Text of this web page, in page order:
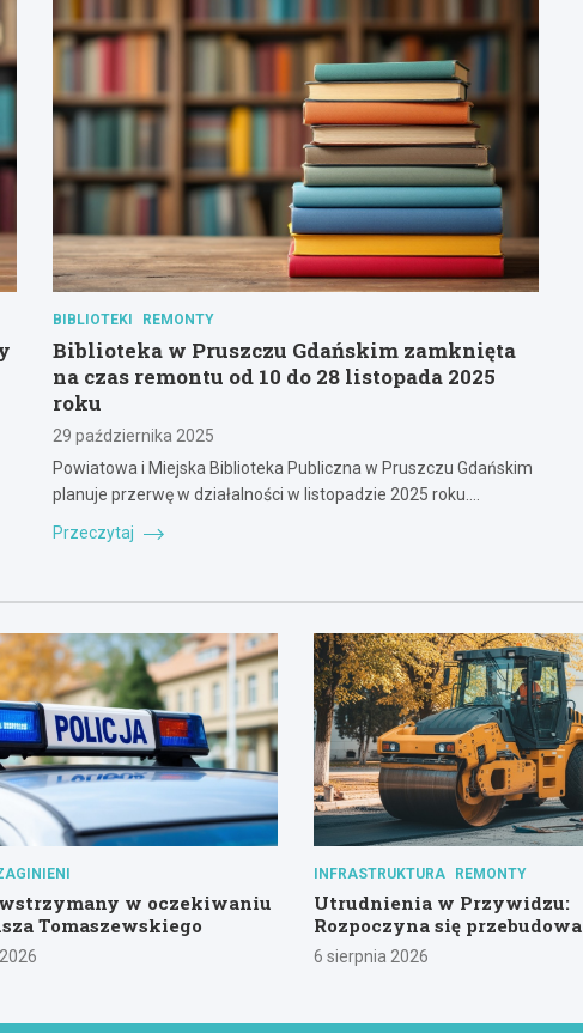
BIBLIOTEKI REMONTY
Biblioteka w Pruszczu Gdańskim zamknięta
na czas remontu od 10 do 28 listopada 2025
roku
29 października 2025
Powiatowa i Miejska Biblioteka Publiczna w Pruszczu Gdańskim
planuje przerwę w działalności w listopadzie 2025 roku.…
Przeczytaj
w oczekiwaniu
Tomaszewskiego
INFRASTRUKTURA REMONTY
Utrudnienia w Przywidzu:
Rozpoczyna się przebudowa
kluczowej drogi!
6 sierpnia 2026